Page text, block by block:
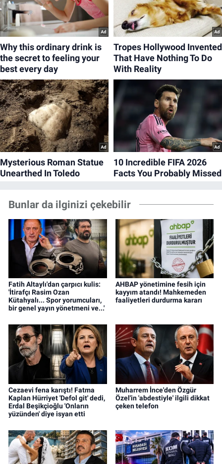
Bunlar da ilginizi çekebilir
Fatih Altaylı'dan çarpıcı kulis:
'İtirafçı Rasim Ozan
Kütahyalı... Spor yorumcuları,
bir genel yayın yönetmeni ve...'
AHBAP yönetimine fesih için
kayyım atandı! Mahkemeden
faaliyetleri durdurma kararı
Cezaevi fena karıştı! Fatma
Kaplan Hürriyet 'Defol git' dedi,
Erdal Beşikçioğlu 'Onların
yüzünden' diye isyan etti
Muharrem İnce'den Özgür
Özel'in 'abdestiyle' ilgili dikkat
çeken telefon